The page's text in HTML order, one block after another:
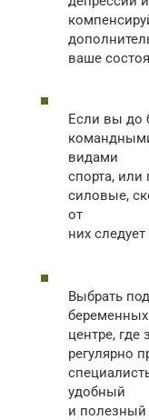
ваше
Если вы до
видами
спорта,
силовые,
от
них следует
Выбрать
центре,
регулярно
удобный
и полезный